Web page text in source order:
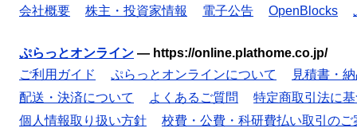
会社概要
株主・投資家情報 電子公告 OpenBlocks
ぷらっとオンライン — https://online.plathome.co.jp/
ご利用ガイド
ぷらっとオンラインについて
見積書・
配送・決済について
よくあるご質問
特定商取引法に
個人情報取り扱い方針
校費・公費・科研費払い取引のご